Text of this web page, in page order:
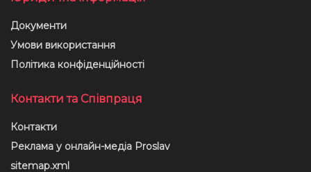
Документи
Умови використання
Політика конфіденційності
Контакти та Співпраця
Контакти
Реклама у онлайн-медіа Proslav
sitemap.xml